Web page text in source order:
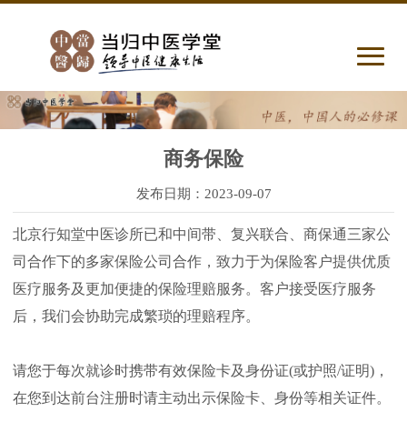
商务保险
发布日期：2023-09-07
北京行知堂中医诊所已和中间带、复兴联合、商保通三家公
司合作下的多家保险公司合作，致力于为保险客户提供优质
医疗服务及更加便捷的保险理赔服务。客户接受医疗服务
后，我们会协助完成繁琐的理赔程序。
请您于每次就诊时携带有效保险卡及身份证(或护照/证明)，
在您到达前台注册时请主动出示保险卡、身份等相关证件。